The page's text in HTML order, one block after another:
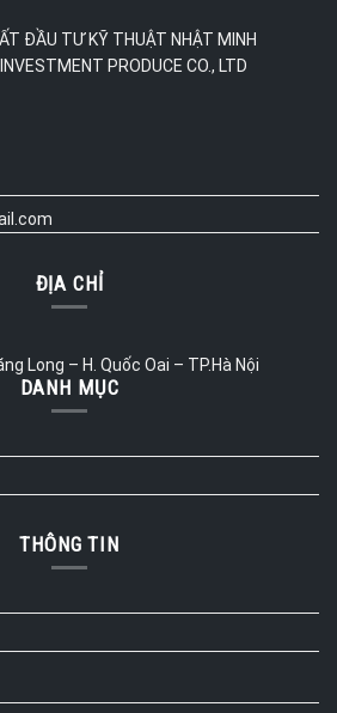
ĐẦU TƯ KỸ THUẬT NHẬT MINH
PRODUCE CO., LTD
ĐỊA CHỈ
Long – H. Quốc Oai – TP.Hà Nội
DANH MỤC
THÔNG TIN